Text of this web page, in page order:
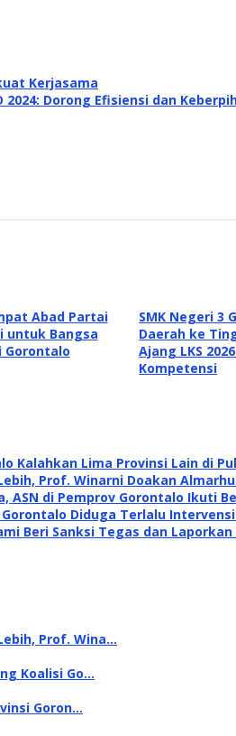
Kerjasama
2024: Dorong Efisiensi dan
Abad Partai
untuk Bangsa
Gorontalo
SMK Negeri 3
Daerah ke
Ajang LKS
Kompetensi
Kalahkan Lima Provinsi Lain di
Prof. Winarni Doakan
ASN di Pemprov Gorontalo Ikuti
Diduga Terlalu
Beri Sanksi Tegas dan
Prof. Wina…
Koalisi Go…
Goron…